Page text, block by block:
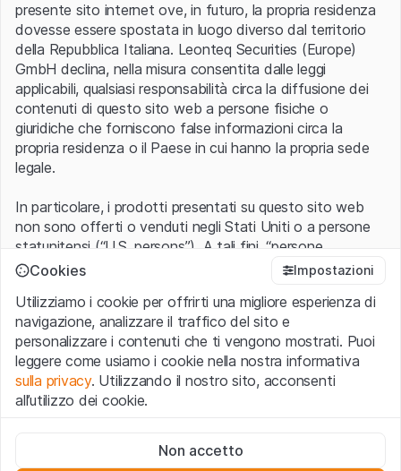
Errore del server.
presente sito internet ove, in futuro, la propria residenza
dovesse essere spostata in luogo diverso dal territorio
della Repubblica Italiana. Leonteq Securities (Europe)
GmbH declina, nella misura consentita dalle leggi
applicabili, qualsiasi responsabilità circa la diffusione dei
contenuti di questo sito web a persone fisiche o
giuridiche che forniscono false informazioni circa la
propria residenza o il Paese in cui hanno la propria sede
legale.
In particolare, i prodotti presentati su questo sito web
non sono offerti o venduti negli Stati Uniti o a persone
statunitensi (“U.S. persons”). A tali fini, “persone
statunitensi” vanno intese nel significato ad esse ascritto
1933 che include le persone residenti negli Stati Uniti
d’America, le società per azioni e le altre forme societarie
americane.
Condizioni di utilizzo e informazioni legali
Con l’accesso al sito web (di seguito, il “Sito”) si dichiara
avvertenze importanti e le condizioni di utilizzo ivi rese
Cookies Impostazioni
Utilizziamo i cookie per offrirti una migliore esperienza di
navigazione, analizzare il traffico del sito e
personalizzare i contenuti che ti vengono mostrati. Puoi
leggere come usiamo i cookie nella nostra informativa
sulla privacy. Utilizzando il nostro sito, acconsenti
all’utilizzo dei cookie.
Questi cookie sono necessari per il funzionamento del sito
Non accetto